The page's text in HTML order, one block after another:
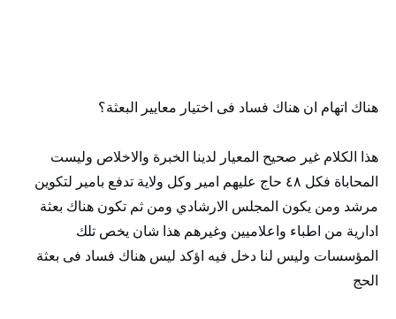
هناك اتهام ان هناك فساد فى اختيار معايير البعثة؟
هذا الكلام غير صحيح المعيار لدينا الخبرة والاخلاص وليست
المحاباة فكل ٤٨ حاج عليهم امير وكل ولاية تدفع بامير لتكوين
مرشد ومن يكون المجلس الارشادي ومن ثم تكون هناك بعثة
ادارية من اطباء واعلاميين وغيرهم هذا شان يخص تلك
المؤسسات وليس لنا دخل فيه اؤكد ليس هناك فساد فى بعثة
الحج